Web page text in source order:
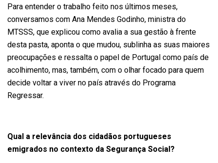
Para entender o trabalho feito nos últimos meses,
conversamos com Ana Mendes Godinho, ministra do
MTSSS, que explicou como avalia a sua gestão à frente
desta pasta, aponta o que mudou, sublinha as suas maiores
preocupações e ressalta o papel de Portugal como país de
acolhimento, mas, também, com o olhar focado para quem
decide voltar a viver no país através do Programa
Regressar.
Qual a relevância dos cidadãos portugueses
emigrados no contexto da Segurança Social?